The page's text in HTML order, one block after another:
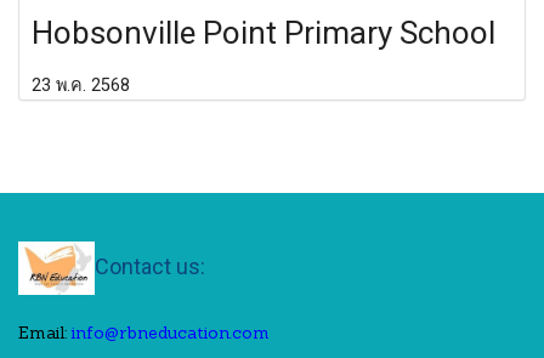
Hobsonville Point Primary School
23 พ.ค. 2568
Contact us:
Email: info@rbneducation.com